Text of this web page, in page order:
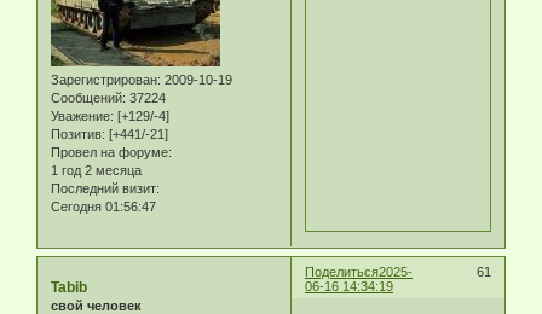
Зарегистрирован: 2009-10-19
Сообщений: 37224
Уважение: [+129/-4]
Позитив: [+441/-21]
Провел на форуме:
1 год 2 месяца
Последний визит:
Сегодня 01:56:47
Поделиться 61
2025-
06-16 14:34:19
Tabib
свой человек